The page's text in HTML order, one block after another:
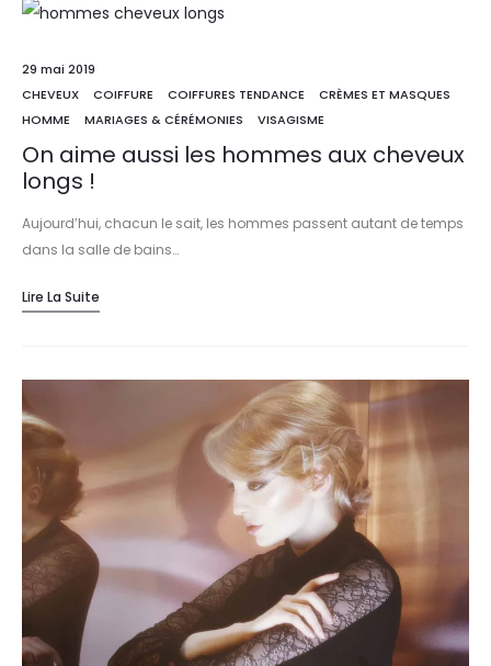
29 mai 2019
CHEVEUX
COIFFURE COIFFURES TENDANCE
CRÈMES ET MASQUES
HOMME
MARIAGES & CÉRÉMONIES VISAGISME
On aime aussi les hommes aux cheveux
longs !
Aujourd’hui, chacun le sait, les hommes passent autant de temps
dans la salle de bains…
Lire La Suite